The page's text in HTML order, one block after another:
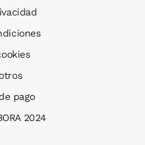
pago
2024